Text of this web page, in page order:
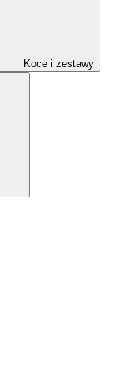
Koce i zestawy